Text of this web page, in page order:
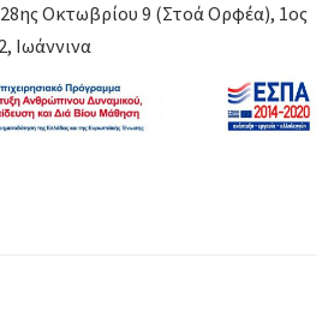
Οκτωβρίου 9 (Στοά Ορφέα), 1ος
Ιωάννινα